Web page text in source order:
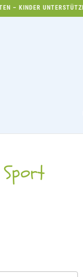
– KINDER
Sport